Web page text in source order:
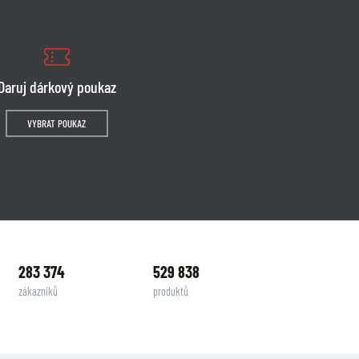
dárkový poukaz
VYBRAT POUKAZ
283 374
zákazníků
529 838
produktů